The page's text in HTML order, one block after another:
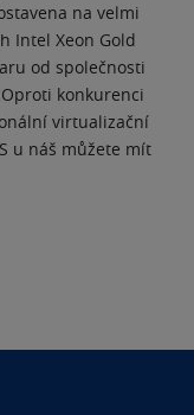
na velmi
Intel Xeon Gold
od společnosti
konkurenci
virtualizační
u náš můžete mít